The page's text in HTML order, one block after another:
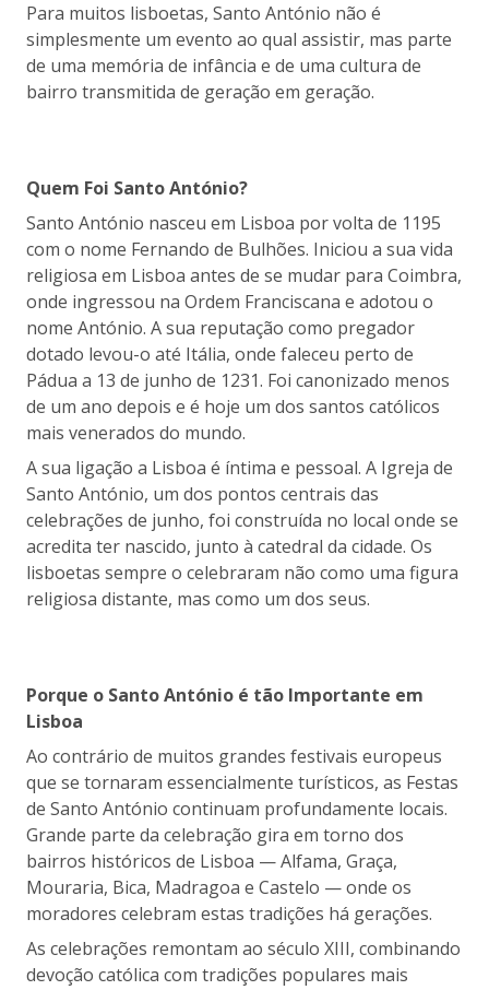
Para muitos lisboetas, Santo António não é
simplesmente um evento ao qual assistir, mas parte
de uma memória de infância e de uma cultura de
bairro transmitida de geração em geração.
Quem Foi Santo António?
Santo António nasceu em Lisboa por volta de 1195
com o nome Fernando de Bulhões. Iniciou a sua vida
religiosa em Lisboa antes de se mudar para Coimbra,
onde ingressou na Ordem Franciscana e adotou o
nome António. A sua reputação como pregador
dotado levou-o até Itália, onde faleceu perto de
Pádua a 13 de junho de 1231. Foi canonizado menos
de um ano depois e é hoje um dos santos católicos
mais venerados do mundo.
A sua ligação a Lisboa é íntima e pessoal. A Igreja de
Santo António, um dos pontos centrais das
celebrações de junho, foi construída no local onde se
acredita ter nascido, junto à catedral da cidade. Os
lisboetas sempre o celebraram não como uma figura
religiosa distante, mas como um dos seus.
Porque o Santo António é tão Importante em
Lisboa
Ao contrário de muitos grandes festivais europeus
que se tornaram essencialmente turísticos, as Festas
de Santo António continuam profundamente locais.
Grande parte da celebração gira em torno dos
bairros históricos de Lisboa — Alfama, Graça,
Mouraria, Bica, Madragoa e Castelo — onde os
moradores celebram estas tradições há gerações.
As celebrações remontam ao século XIII, combinando
devoção católica com tradições populares mais